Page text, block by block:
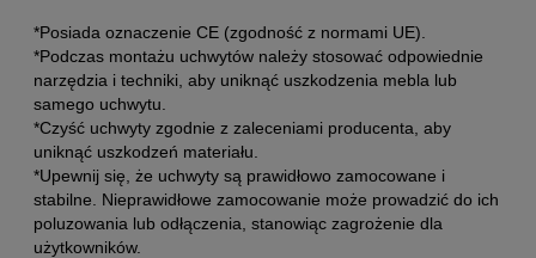
*Posiada oznaczenie CE (zgodność z normami UE).
*Podczas montażu uchwytów należy stosować odpowiednie
narzędzia i techniki, aby uniknąć uszkodzenia mebla lub
samego uchwytu.
*Czyść uchwyty zgodnie z zaleceniami producenta, aby
uniknąć uszkodzeń materiału.
*Upewnij się, że uchwyty są prawidłowo zamocowane i
stabilne. Nieprawidłowe zamocowanie może prowadzić do ich
poluzowania lub odłączenia, stanowiąc zagrożenie dla
użytkowników.